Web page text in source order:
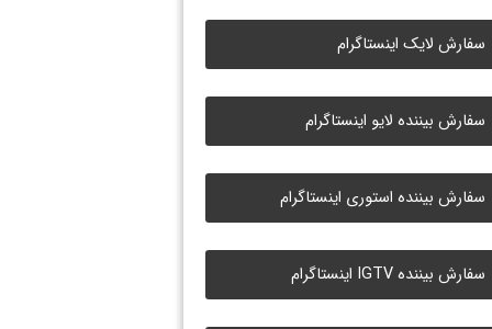
سفارش لایک اینستاگرام
سفارش بیننده لایو اینستاگرام
سفارش بیننده استوری اینستاگرام
سفارش بیننده IGTV اینستاگرام